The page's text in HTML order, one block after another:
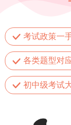
考试政策一
各类题型对
初中级考试